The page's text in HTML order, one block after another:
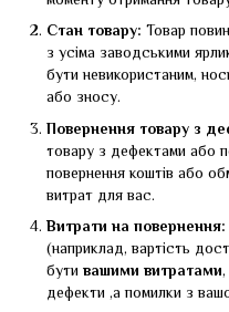
Стан товару: Товар
з усіма заводськими
бути невикористаним,
або зносу.
Повернення товару з
товару з дефектами або
повернення коштів або
витрат для вас.
Витрати на повернення:
(наприклад, вартість
бути вашими витратами
дефекти ,а помилки з